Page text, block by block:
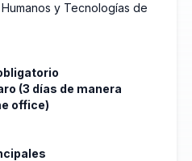
y Tecnologías de
(3 días de manera
office)